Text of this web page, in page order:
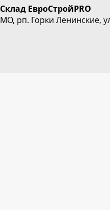
Склад ЕвроСтройPRO
МО, рп. Горки Ленинские,